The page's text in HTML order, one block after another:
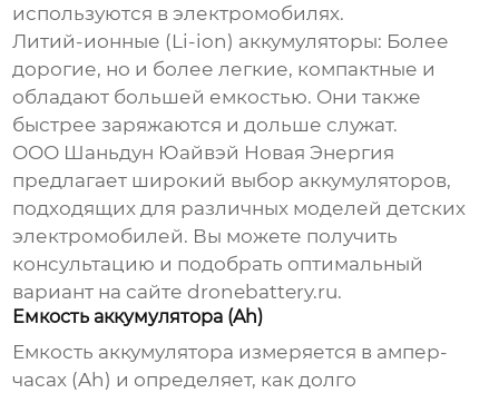
используются в электромобилях.
Литий-ионные (Li-ion) аккумуляторы: Более
дорогие, но и более легкие, компактные и
обладают большей емкостью. Они также
быстрее заряжаются и дольше служат.
ООО Шаньдун Юайвэй Новая Энергия
предлагает широкий выбор аккумуляторов,
подходящих для различных моделей детских
электромобилей. Вы можете получить
консультацию и подобрать оптимальный
вариант на сайтеdronebattery.ru.
Емкость аккумулятора (Ah)
Емкость аккумулятора измеряется в ампер-
часах (Ah) и определяет, как долго